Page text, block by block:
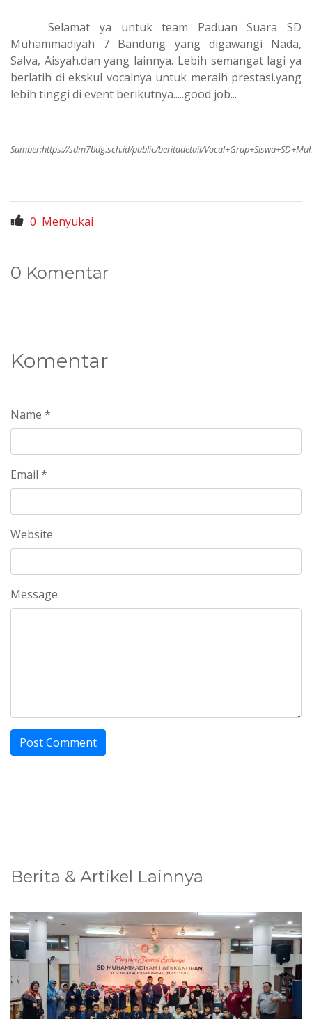
Selamat ya untuk team Paduan Suara SD
Muhammadiyah 7 Bandung yang digawangi Nada,
Salva, Aisyah.dan yang lainnya. Lebih semangat lagi ya
berlatih di ekskul vocalnya untuk meraih prestasi.yang
lebih tinggi di event berikutnya.....good job...
Sumber:https://sdm7bdg.sch.id/public/beritadetail/
0 Menyukai
0 Komentar
Komentar
Name *
Email *
Website
Message
Berita & Artikel Lainnya